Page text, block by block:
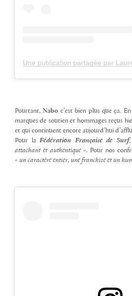
Pourtant,Nabo c’est bien plus que ça.
marques de soutien et hommages reçus
et qui continuent encore aujourd’hui
Pour laFédération Française de Surf,
attachant et authentique ». Pour nos
« un caractère entier, une franchise et un